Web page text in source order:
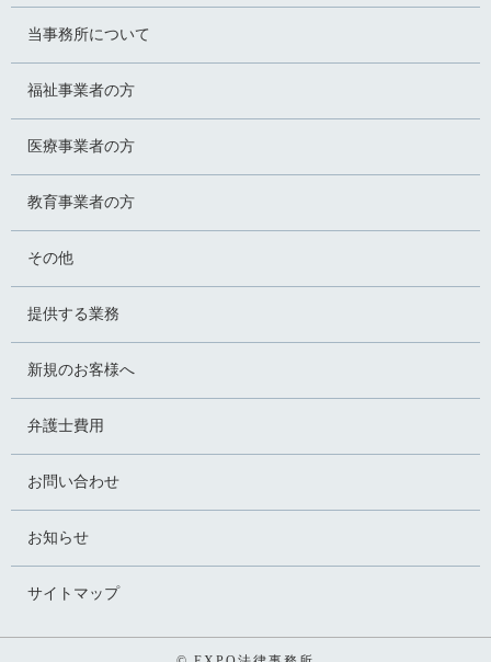
当事務所について
福祉事業者の方
医療事業者の方
教育事業者の方
その他
提供する業務
新規のお客様へ
弁護士費用
お問い合わせ
お知らせ
サイトマップ